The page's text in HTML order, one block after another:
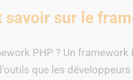
savoir sur le
PHP ? Un
que les